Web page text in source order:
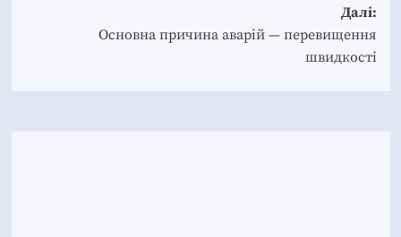
Далі:
Основна причина аварій — перевищення
швидкості